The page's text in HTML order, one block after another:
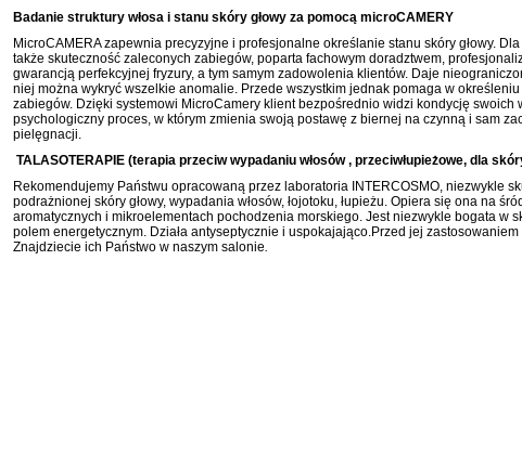
Badanie struktury włosa i stanu skóry głowy za pomocą microCAMERY
MicroCAMERA zapewnia precyzyjne i profesjonalne określanie stanu skóry głowy.
także skuteczność zaleconych zabiegów, poparta fachowym doradztwem,
gwarancją perfekcyjnej fryzury, a tym samym zadowolenia klientów. Daje
niej można wykryć wszelkie anomalie. Przede wszystkim jednak pomaga w
zabiegów. Dzięki systemowi MicroCamery klient bezpośrednio widzi kondycję swoich
psychologiczny proces, w którym zmienia swoją postawę z biernej na czynną i sam
pielęgnacji.
TALASOTERAPIE (terapia przeciw wypadaniu włosów , przeciwłupieżowe, dla
Rekomendujemy Państwu opracowaną przez laboratoria INTERCOSMO, niezwykle
podrażnionej skóry głowy, wypadania włosów, łojotoku, łupieżu. Opiera się ona na
aromatycznych i mikroelementach pochodzenia morskiego. Jest niezwykle bogata w
polem energetycznym. Działa antyseptycznie i uspokajająco.Przed jej
Znajdziecie ich Państwo w naszym salonie.